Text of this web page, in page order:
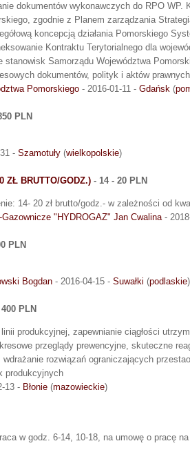
dokumentów wykonawczych do RPO WP.
zgodnie z Planem zarządzania
koncepcją działania Pomorskiego
Kontraktu Terytorialnego dla
stanowisk Samorządu Województwa
dokumentów, polityk i aktów
Pomorskiego - 2016-01-11 - Gdańsk (
PLN
- Szamotuły (wielkopolskie)
ZŁ BRUTTO/GODZ.) - 14 - 20 PLN
14- 20 zł brutto/godz.- w zależności od
"HYDROGAZ" Jan Cwalina-
PLN
Bogdan - 2016-04-15 - Suwałki (podlaskie)
PLN
produkcyjnej, zapewnianie ciągłości
przeglądy prewencyjne, skuteczne
rozwiązań ograniczających
produkcyjnych
13 - Błonie (mazowieckie)
w godz. 6-14, 10-18, na umowę o pracę